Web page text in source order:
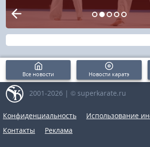
Все новости Новости каратэ
2001-2026 | © superkarate.ru
Конфиденциальность
Использование
Контакты
Реклама